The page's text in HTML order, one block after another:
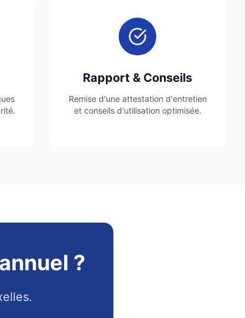
Rapport & Conseils
Remise d'une attestation d'entretien
et conseils d'utilisation optimisée.
?